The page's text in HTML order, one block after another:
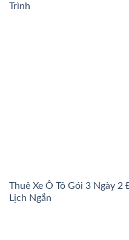
Trình
Thuê Xe Ô Tô Gói 3 Ngày
Lịch Ngắn